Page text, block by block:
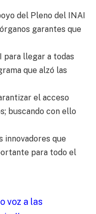
del Pleno del INAI
garantes que
para llegar a todas
que alzó las
el acceso
buscando con ello
que
para todo el
voz a las